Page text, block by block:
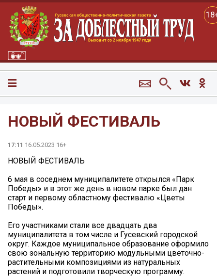
НОВЫЙ ФЕСТИВАЛЬ
17:11 16.05.2023 16+
НОВЫЙ ФЕСТИВАЛЬ
6 мая в соседнем муниципалитете открылся «Парк
Победы» и в этот же день в новом парке был дан
старт и первому областному фестивалю «Цветы
Победы».
Его участниками стали все двадцать два
муниципалитета в том числе и Гусевский городской
округ. Каждое муниципальное образование оформило
свою зональную территорию модульными цветочно-
растительными композициями из натуральных
растений и подготовили творческую программу.